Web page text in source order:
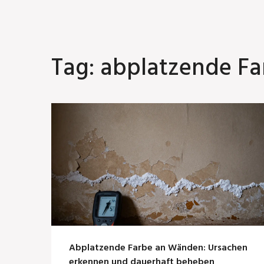
Tag: abplatzende
Abplatzende Farbe an Wänden: Ursachen